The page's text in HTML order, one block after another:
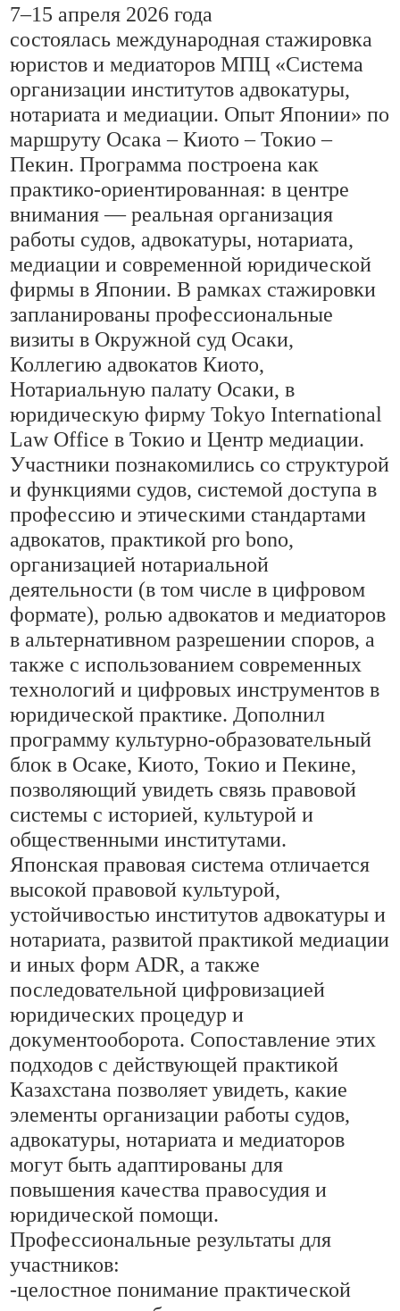
КОНТАКТЫ
7–15 апреля 2026 года
состоялась международная стажировка
юристов и медиаторов МПЦ «Система
организации институтов адвокатуры,
нотариата и медиации. Опыт Японии» по
маршруту Осака – Киото – Токио –
Пекин. Программа построена как
практико-ориентированная: в центре
внимания — реальная организация
работы судов, адвокатуры, нотариата,
медиации и современной юридической
фирмы в Японии. В рамках стажировки
запланированы профессиональные
визиты в Окружной суд Осаки,
Коллегию адвокатов Киото,
Нотариальную палату Осаки, в
юридическую фирму Tokyo International
Law Office в Токио и Центр медиации.
Участники познакомились со структурой
и функциями судов, системой доступа в
профессию и этическими стандартами
адвокатов, практикой pro bono,
организацией нотариальной
деятельности (в том числе в цифровом
формате), ролью адвокатов и медиаторов
в альтернативном разрешении споров, а
также с использованием современных
технологий и цифровых инструментов в
юридической практике. Дополнил
программу культурно-образовательный
блок в Осаке, Киото, Токио и Пекине,
позволяющий увидеть связь правовой
системы с историей, культурой и
общественными институтами.
Японская правовая система отличается
высокой правовой культурой,
устойчивостью институтов адвокатуры и
нотариата, развитой практикой медиации
и иных форм ADR, а также
последовательной цифровизацией
юридических процедур и
документооборота. Сопоставление этих
подходов с действующей практикой
Казахстана позволяет увидеть, какие
элементы организации работы судов,
адвокатуры, нотариата и медиаторов
могут быть адаптированы для
повышения качества правосудия и
юридической помощи.
Профессиональные результаты для
участников:
-целостное понимание практической